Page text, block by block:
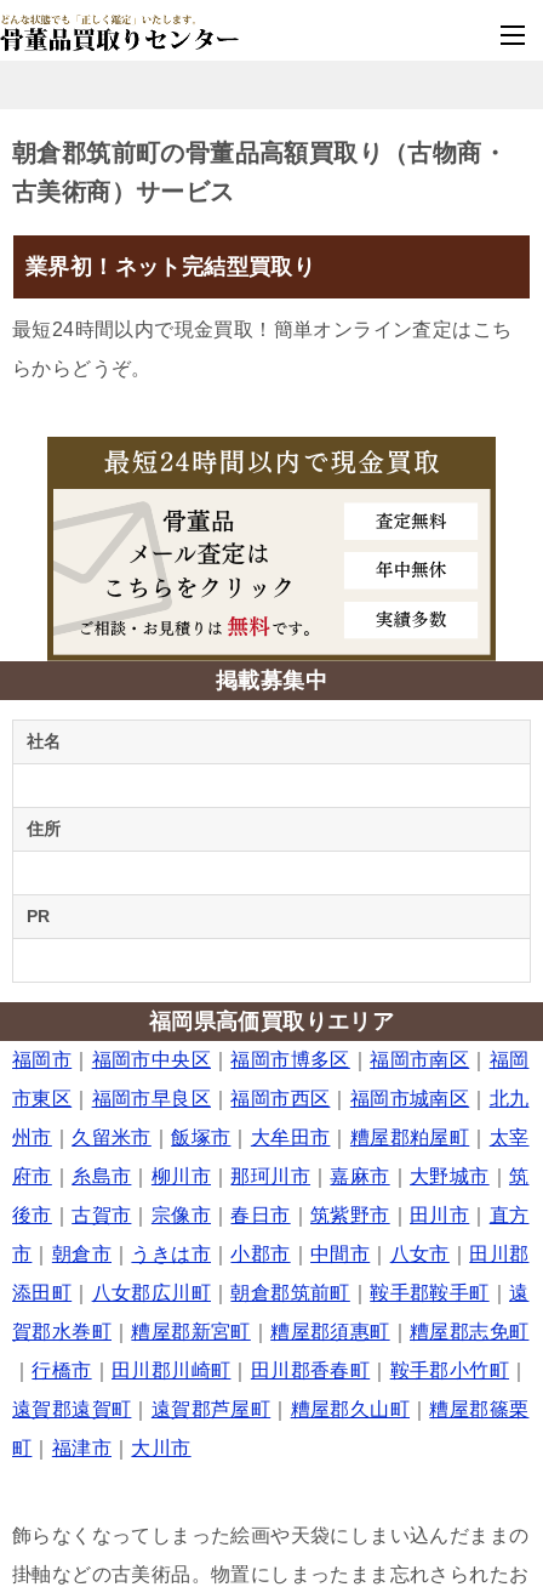
朝倉郡筑前町の骨董品高額買取り（古物商・
古美術商）サービス
業界初！ネット完結型買取り
最短24時間以内で現金買取！簡単オンライン査定はこち
らからどうぞ。
掲載募集中
社名
住所
PR
福岡県高価買取りエリア
福岡市 福岡市中央区 ｜福岡市博多区 ｜福岡市南区
福岡
市東区
福岡市早良区 ｜福岡市西区 福岡市城南区
北九
州市
久留米市 ｜飯塚市 大牟田市 糟屋郡粕屋町
太宰
府市
糸島市 柳川市 ｜那珂川市 ｜嘉麻市 大野城市 ｜筑
後市 ｜古賀市 宗像市 ｜春日市 ｜筑紫野市 田川市
直方
市
朝倉市 うきは市 ｜小郡市 ｜中間市 八女市
田川郡
添田町
八女郡広川町 ｜朝倉郡筑前町 ｜鞍手郡鞍手町 ｜遠
賀郡水巻町
｜糟屋郡新宮町 ｜糟屋郡須惠町 ｜糟屋郡志免町
｜行橋市 田川郡川崎町 田川郡香春町 鞍手郡小竹町
遠賀郡遠賀町
遠賀郡芦屋町 糟屋郡久山町 ｜糟屋郡篠栗
町
福津市 大川市
飾らなくなってしまった絵画や天袋にしまい込んだままの
掛軸などの古美術品。物置にしまったまま忘れさられたお